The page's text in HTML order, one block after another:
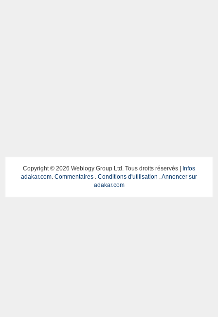
Copyright © 2026 Weblogy Group Ltd. Tous droits réservés | Infos
adakar.com Commentaires Conditions d'utilisation
Annoncer sur
adakar.com